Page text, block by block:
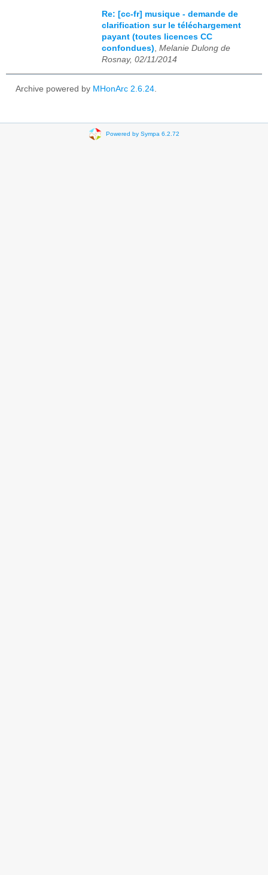
Re: [cc-fr] musique - demande de
clarification sur le téléchargement
payant (toutes licences CC
confondues), Melanie Dulong de
Rosnay, 02/11/2014
Archive powered by MHonArc 2.6.24.
Powered by Sympa 6.2.72